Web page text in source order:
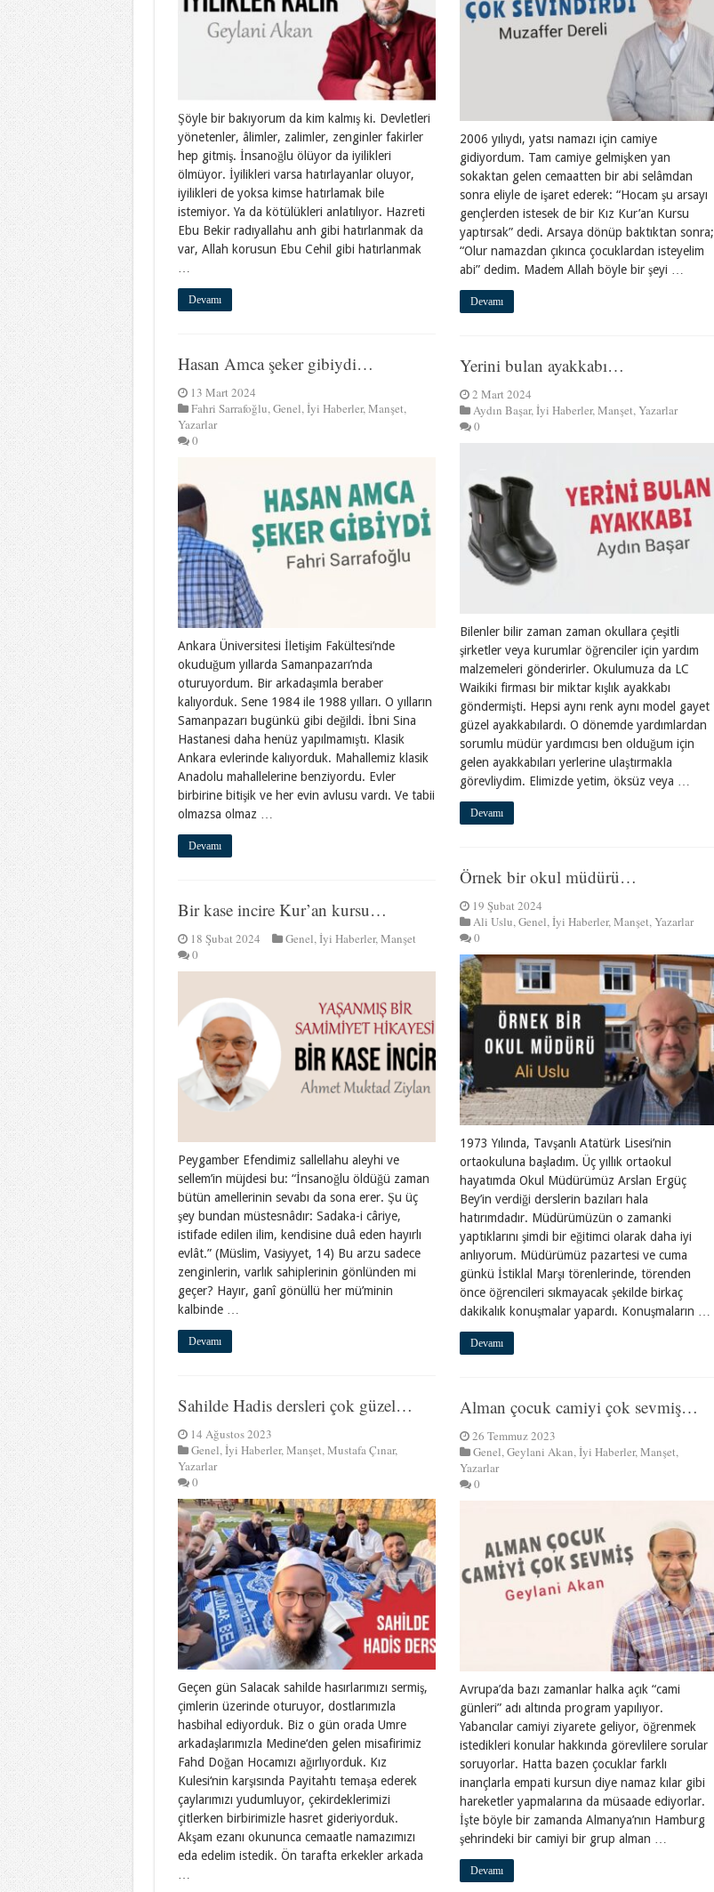
Şöyle bir bakıyorum da kim kalmış ki. Devletleri
yönetenler, âlimler, zalimler, zenginler fakirler
hep gitmiş. İnsanoğlu ölüyor da iyilikleri
ölmüyor. İyilikleri varsa hatırlayanlar oluyor,
iyilikleri de yoksa kimse hatırlamak bile
istemiyor. Ya da kötülükleri anlatılıyor. Hazreti
Ebu Bekir radıyallahu anh gibi hatırlanmak da
var, Allah korusun Ebu Cehil gibi hatırlanmak
Devamı
2006 yılıydı, yatsı namazı için camiye
gidiyordum. Tam camiye gelmişken yan
sokaktan gelen cemaatten bir abi selâmdan
sonra eliyle de işaret ederek: “Hocam şu arsayı
gençlerden istesek de bir Kız Kur’an Kursu
yaptırsak” dedi. Arsaya dönüp baktıktan sonra;
“Olur namazdan çıkınca çocuklardan isteyelim
abi” dedim. Madem Allah böyle bir şeyi …
Devamı
Hasan Amca şeker gibiydi…
13 Mart 2024
Fahri Sarrafoğlu, Genel, İyi Haberler, Manşet,
Yazarlar
0
Ankara Üniversitesi İletişim Fakültesi’nde
okuduğum yıllarda Samanpazarı’nda
oturuyordum. Bir arkadaşımla beraber
kalıyorduk. Sene 1984 ile 1988 yılları. O yılların
Samanpazarı bugünkü gibi değildi. İbni Sina
Hastanesi daha henüz yapılmamıştı. Klasik
Ankara evlerinde kalıyorduk. Mahallemiz klasik
Anadolu mahallelerine benziyordu. Evler
birbirine bitişik ve her evin avlusu vardı. Ve tabii
olmazsa olmaz …
Devamı
Yerini bulan ayakkabı…
2 Mart 2024
Aydın Başar, İyi Haberler, Manşet, Yazarlar
0
Bilenler bilir zaman zaman okullara çeşitli
şirketler veya kurumlar öğrenciler için yardım
malzemeleri gönderirler. Okulumuza da LC
Waikiki firması bir miktar kışlık ayakkabı
göndermişti. Hepsi aynı renk aynı model gayet
güzel ayakkabılardı. O dönemde yardımlardan
sorumlu müdür yardımcısı ben olduğum için
gelen ayakkabıları yerlerine ulaştırmakla
görevliydim. Elimizde yetim, öksüz veya …
Devamı
Örnek bir okul müdürü…
19 Şubat 2024
Ali Uslu, Genel, İyi Haberler, Manşet, Yazarlar
0
1973 Yılında, Tavşanlı Atatürk Lisesi’nin
ortaokuluna başladım. Üç yıllık ortaokul
hayatımda Okul Müdürümüz Arslan Ergüç
Bey’in verdiği derslerin bazıları hala
hatırımdadır. Müdürümüzün o zamanki
yaptıklarını şimdi bir eğitimci olarak daha iyi
anlıyorum. Müdürümüz pazartesi ve cuma
günkü İstiklal Marşı törenlerinde, törenden
önce öğrencileri sıkmayacak şekilde birkaç
dakikalık konuşmalar yapardı. Konuşmaların …
Devamı
Bir kase incire Kur’an kursu…
18 Şubat 2024 Genel, İyi Haberler, Manşet
0
Peygamber Efendimiz sallellahu aleyhi ve
sellem’in müjdesi bu: “İnsanoğlu öldüğü zaman
bütün amellerinin sevabı da sona erer. Şu üç
şey bundan müstesnâdır: Sadaka-i câriye,
istifade edilen ilim, kendisine duâ eden hayırlı
evlât.” (Müslim, Vasiyyet, 14) Bu arzu sadece
zenginlerin, varlık sahiplerinin gönlünden mi
geçer? Hayır, ganî gönüllü her mü’minin
kalbinde …
Devamı
Sahilde Hadis dersleri çok güzel…
14 Ağustos 2023
Genel, İyi Haberler, Manşet, Mustafa Çınar,
Yazarlar
0
Geçen gün Salacak sahilde hasırlarımızı sermiş,
çimlerin üzerinde oturuyor, dostlarımızla
hasbihal ediyorduk. Biz o gün orada Umre
arkadaşlarımızla Medine‘den gelen misafirimiz
Fahd Doğan Hocamızı ağırlıyorduk. Kız
Kulesi‘nin karşısında Payitahtı temaşa ederek
çaylarımızı yudumluyor, çekirdeklerimizi
çitlerken birbirimizle hasret gideriyorduk.
Akşam ezanı okununca cemaatle namazımızı
eda edelim istedik. Ön tarafta erkekler arkada
Alman çocuk camiyi çok sevmiş…
26 Temmuz 2023
Genel, Geylani Akan, İyi Haberler, Manşet,
Yazarlar
0
Avrupa’da bazı zamanlar halka açık “cami
günleri” adı altında program yapılıyor.
Yabancılar camiyi ziyarete geliyor, öğrenmek
istedikleri konular hakkında görevlilere sorular
soruyorlar. Hatta bazen çocuklar farklı
inançlarla empati kursun diye namaz kılar gibi
hareketler yapmalarına da müsaade ediyorlar.
İşte böyle bir zamanda Almanya’nın Hamburg
şehrindeki bir camiyi bir grup alman …
Devamı